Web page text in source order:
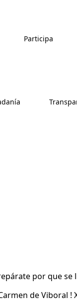
Participa
por que se
de Viboral !